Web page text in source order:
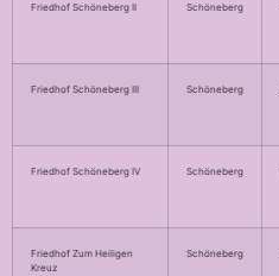
Friedhof Schöneberg II Schöneberg
Friedhof Schöneberg III Schöneberg
Friedhof Schöneberg IV Schöneberg
Friedhof Zum Heiligen
Kreuz
Schöneberg